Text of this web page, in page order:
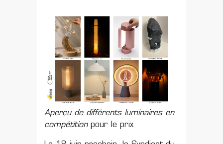
Aperçu de différents luminaires en
compétitionpour le prix